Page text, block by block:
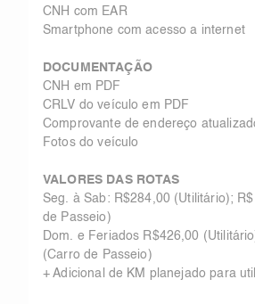
CNH com EAR
Smartphone com acesso a internet
DOCUMENTAÇÃO
CNH em PDF
CRLV do veículo em PDF
Comprovante de endereço
Fotos do veículo
VALORES DAS ROTAS
Seg. à Sab: R$284,00 (Utilitário);
de Passeio)
Dom. e Feriados R$426,00
(Carro de Passeio)
+ Adicional de KM planejado para